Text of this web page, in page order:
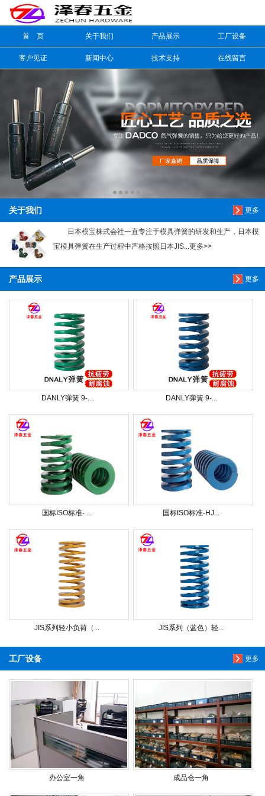
首 页 关于我们 产品展示 工厂设备
客户见证 新闻中心 技术支持 在线留言
更多
关于我们
日本模宝株式会社一直专注于模具弹簧的研发和生产，日本模
宝模具弹簧在生产过程中严格按照日本JIS...更多>>
更多
产品展示
DANLY弹簧 9-... DANLY弹簧 9-...
国标ISO标准- ... 国标ISO标准-HJ...
JIS系列轻小负荷（... JIS系列（蓝色）轻...
更多
工厂设备
办公室一角 成品仓一角
信息搜索
搜索